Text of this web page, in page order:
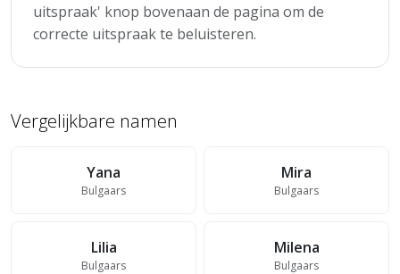
uitspraak' knop bovenaan de pagina om de
correcte uitspraak te beluisteren.
Vergelijkbare namen
Yana
Bulgaars
Mira
Bulgaars
Lilia
Bulgaars
Milena
Bulgaars